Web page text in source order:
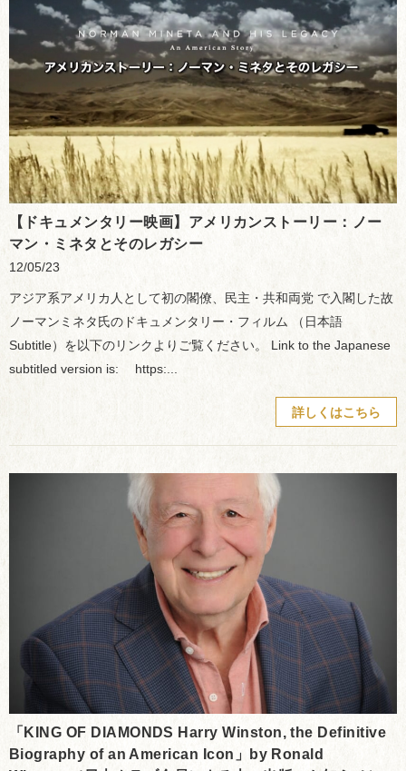
【ドキュメンタリー映画】アメリカンストーリー：ノー
マン・ミネタとそのレガシー
12/05/23
アジア系アメリカ人として初の閣僚、民主・共和両党 で入閣した故
ノーマンミネタ氏のドキュメンタリー・フィルム （日本語
Subtitle）を以下のリンクよりご覧ください。 Link to the Japanese
subtitled version is: https:...
詳しくはこちら
「KING OF DIAMONDS Harry Winston, the Definitive
Biography of an American Icon」by Ronald